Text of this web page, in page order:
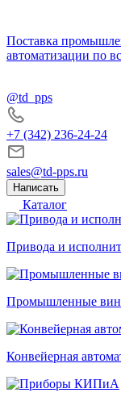
Поставка
автоматизации по
@td_pps
+7 (342) 236-24-24
sales@td-pps.ru
Написать
Каталог
Привода и
Промышленные
Конвейерная